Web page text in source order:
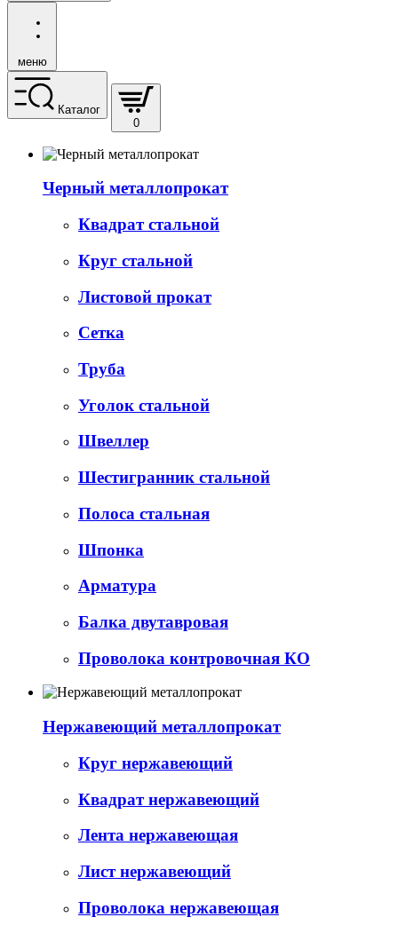
меню
Каталог
0
Черный металлопрокат
Квадрат стальной
Круг стальной
Листовой прокат
Сетка
Труба
Уголок стальной
Швеллер
Шестигранник стальной
Полоса стальная
Шпонка
Арматура
Балка двутавровая
Проволока контровочная КО
Нержавеющий металлопрокат
Круг нержавеющий
Квадрат нержавеющий
Лента нержавеющая
Лист нержавеющий
Проволока нержавеющая